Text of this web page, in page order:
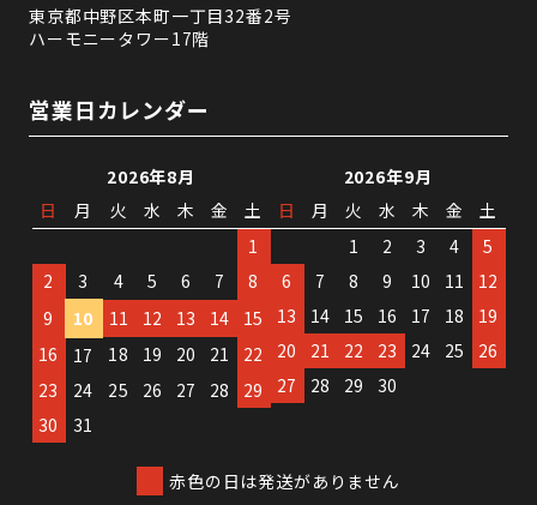
東京都中野区本町一丁目32番2号
ハーモニータワー17階
営業日カレンダー
2026年8月
日
月 火 水 木 金
土
1
2
3 4 5 6 7
8
9
10 11 12 13 14
15
16
17 18 19 20 21
22
23
24 25 26 27 28
29
30
31
2026年9月
日
月 火 水 木 金
土
1
2 3 4
5
6
7 8 9 10 11
12
13
14 15 16 17 18
19
20
21 22 23 24 25
26
27
28 29 30
赤色の日は発送がありません